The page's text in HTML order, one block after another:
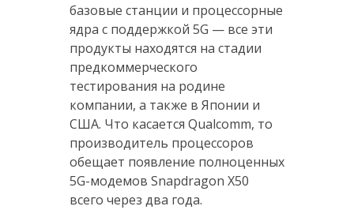
базовые станции и процессорные
ядра с поддержкой 5G — все эти
продукты находятся на стадии
предкоммерческого
тестирования на родине
компании, а также в Японии и
США. Что касается Qualcomm, то
производитель процессоров
обещает появление полноценных
5G-модемов Snapdragon X50
всего через два года.